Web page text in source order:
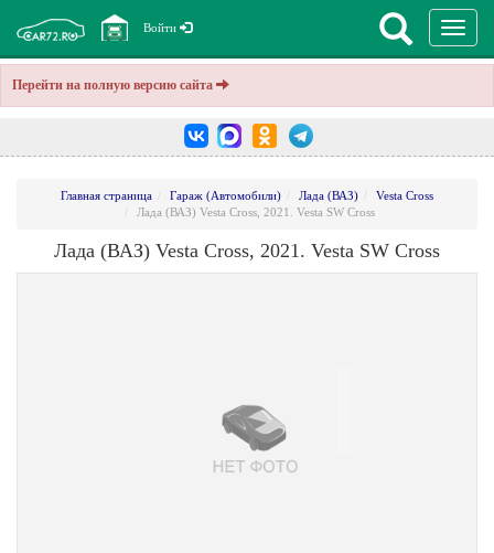
Перейти на полную версию сайта
Войти
Главная страница Гараж (Автомобили) Лада (ВАЗ)
Vesta Cross
Лада (ВАЗ) Vesta Cross, 2021. Vesta SW Cross
Лада (ВАЗ) Vesta Cross, 2021. Vesta SW Cross